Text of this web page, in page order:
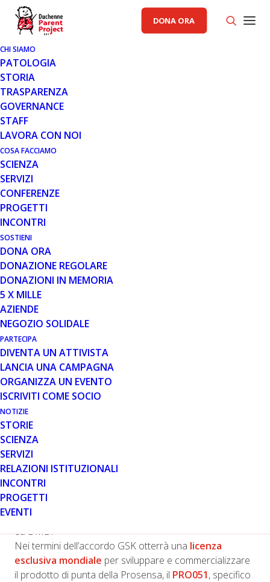
DONA ORA
CHI SIAMO
PATOLOGIA
STORIA
TRASPARENZA
GOVERNANCE
STAFF
LAVORA CON NOI
COSA FACCIAMO
SCIENZA
SERVIZI
CONFERENZE
PROGETTI
INCONTRI
SOSTIENI
DONA ORA
DONAZIONE REGOLARE
DONAZIONI IN MEMORIA
5 X MILLE
AZIENDE
NEGOZIO SOLIDALE
PARTECIPA
DIVENTA UN ATTIVISTA
LANCIA UNA CAMPAGNA
ORGANIZZA UN EVENTO
ISCRIVITI COME SOCIO
NOTIZIE
STORIE
SCIENZA
SERVIZI
RELAZIONI ISTITUZIONALI
INCONTRI
PROGETTI
EVENTI
AREA SCIENZA PP
14 OTT 2009
PROSENSA E GSK ALLEATI PER
COMBATTERE LA DMD
Londra, 13 ottobre 2009 – Prosensa, la compagnia
biofarmaceutica olandese specializzata sulle terapie per
la modulazione dell’RNA, e GlaxoSmithKline annunciano
di aver stabilito una collaborazione esclusiva mondiale
per lo sviluppo e la commercializzazione di terapie
basate sull’RNA per la Distrofia Muscolare Duchenne.
La Duchenne è una malattia degenerativa
neuromuscolare infantile che colpisce uno su 3500
bambini. Attualmente non esiste alcun trattamento in
grado di prevenirne gli esiti fatali.
L’accordo è stato stabilito nell’ambito del “
Excellence for External Drug Discovery
GlaxoSmithKline (
compagnie che sono all’apice della scienza più
innovativa. Tra gli scopi dell’accordo c’è lo sviluppo di
quattro prodotti ad RNA concepiti per trattare
specifiche ma diverse sub-popolazioni di pazienti affetti
da DMD.
Nei termini dell’accordo GSK otterrà una licenza
esclusiva mondiale per sviluppare e commercializzare
il prodotto di punta della Prosensa, il PRO051, specifico